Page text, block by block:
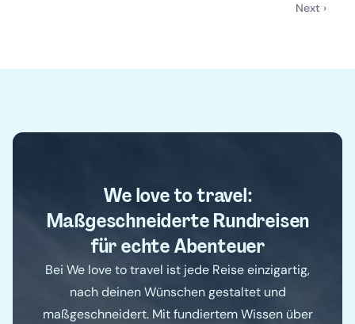
Nächste
Next ›
We love to travel:
Maßgeschneiderte Rundreisen
für echte Abenteuer
Bei We love to travel ist jede Reise einzigartig,
nach deinen Wünschen gestaltet und
maßgeschneidert. Mit fundiertem Wissen über